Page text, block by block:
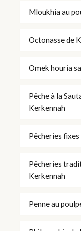
Mloukhia au
Octonasse de
Omek houria
Pêche à la
Kerkennah
Pêcheries fixes
Pêcheries
Kerkennah
Penne au